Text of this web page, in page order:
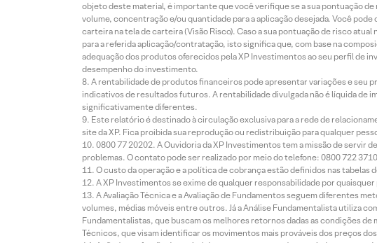
objeto deste material, é importante que você verifique se a sua pontuação
volume, concentração e/ou quantidade para a aplicação desejada. Você
carteira na tela de carteira (Visão Risco). Caso a sua pontuação de risco
para a referida aplicação/contratação, isto significa que, com base na
adequação dos produtos oferecidos pela XP Investimentos ao seu perfil de
desempenho do investimento.
A rentabilidade de produtos financeiros pode apresentar variações e seu
indicativos de resultados futuros. A rentabilidade divulgada não é líquida de
significativamente diferentes.
Este relatório é destinado à circulação exclusiva para a rede de
site da XP. Fica proibida sua reprodução ou redistribuição para qualquer
0800 77 20202. A Ouvidoria da XP Investimentos tem a missão de servir
problemas. O contato pode ser realizado por meio do telefone: 0800 722
O custo da operação e a política de cobrança estão definidos nas
A XP Investimentos se exime de qualquer responsabilidade por
A Avaliação Técnica e a Avaliação de Fundamentos seguem diferentes
volumes, médias móveis entre outros. Já a Análise Fundamentalista utiliza
Fundamentalistas, que buscam os melhores retornos dadas as condições
Técnicos, que visam identificar os movimentos mais prováveis dos preços